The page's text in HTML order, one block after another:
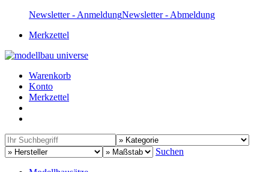
Newsletter - AnmeldungNewsletter - Abmeldung
Merkzettel
Warenkorb
Konto
Merkzettel
Suchen